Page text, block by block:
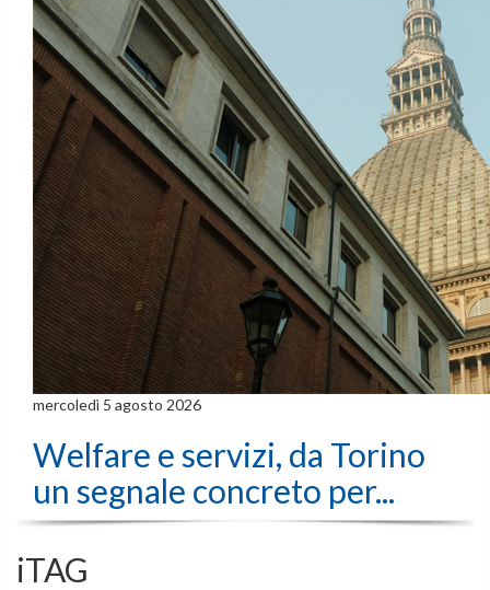
mercoledì 5 agosto 2026
Welfare e servizi, da Torino
un segnale concreto per...
iTAG